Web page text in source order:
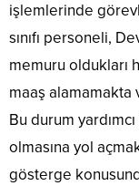
işlemlerinde
sınıfı personeli,
memuru oldukları
maaş alamamakta
Bu durum
olmasına yol
gösterge